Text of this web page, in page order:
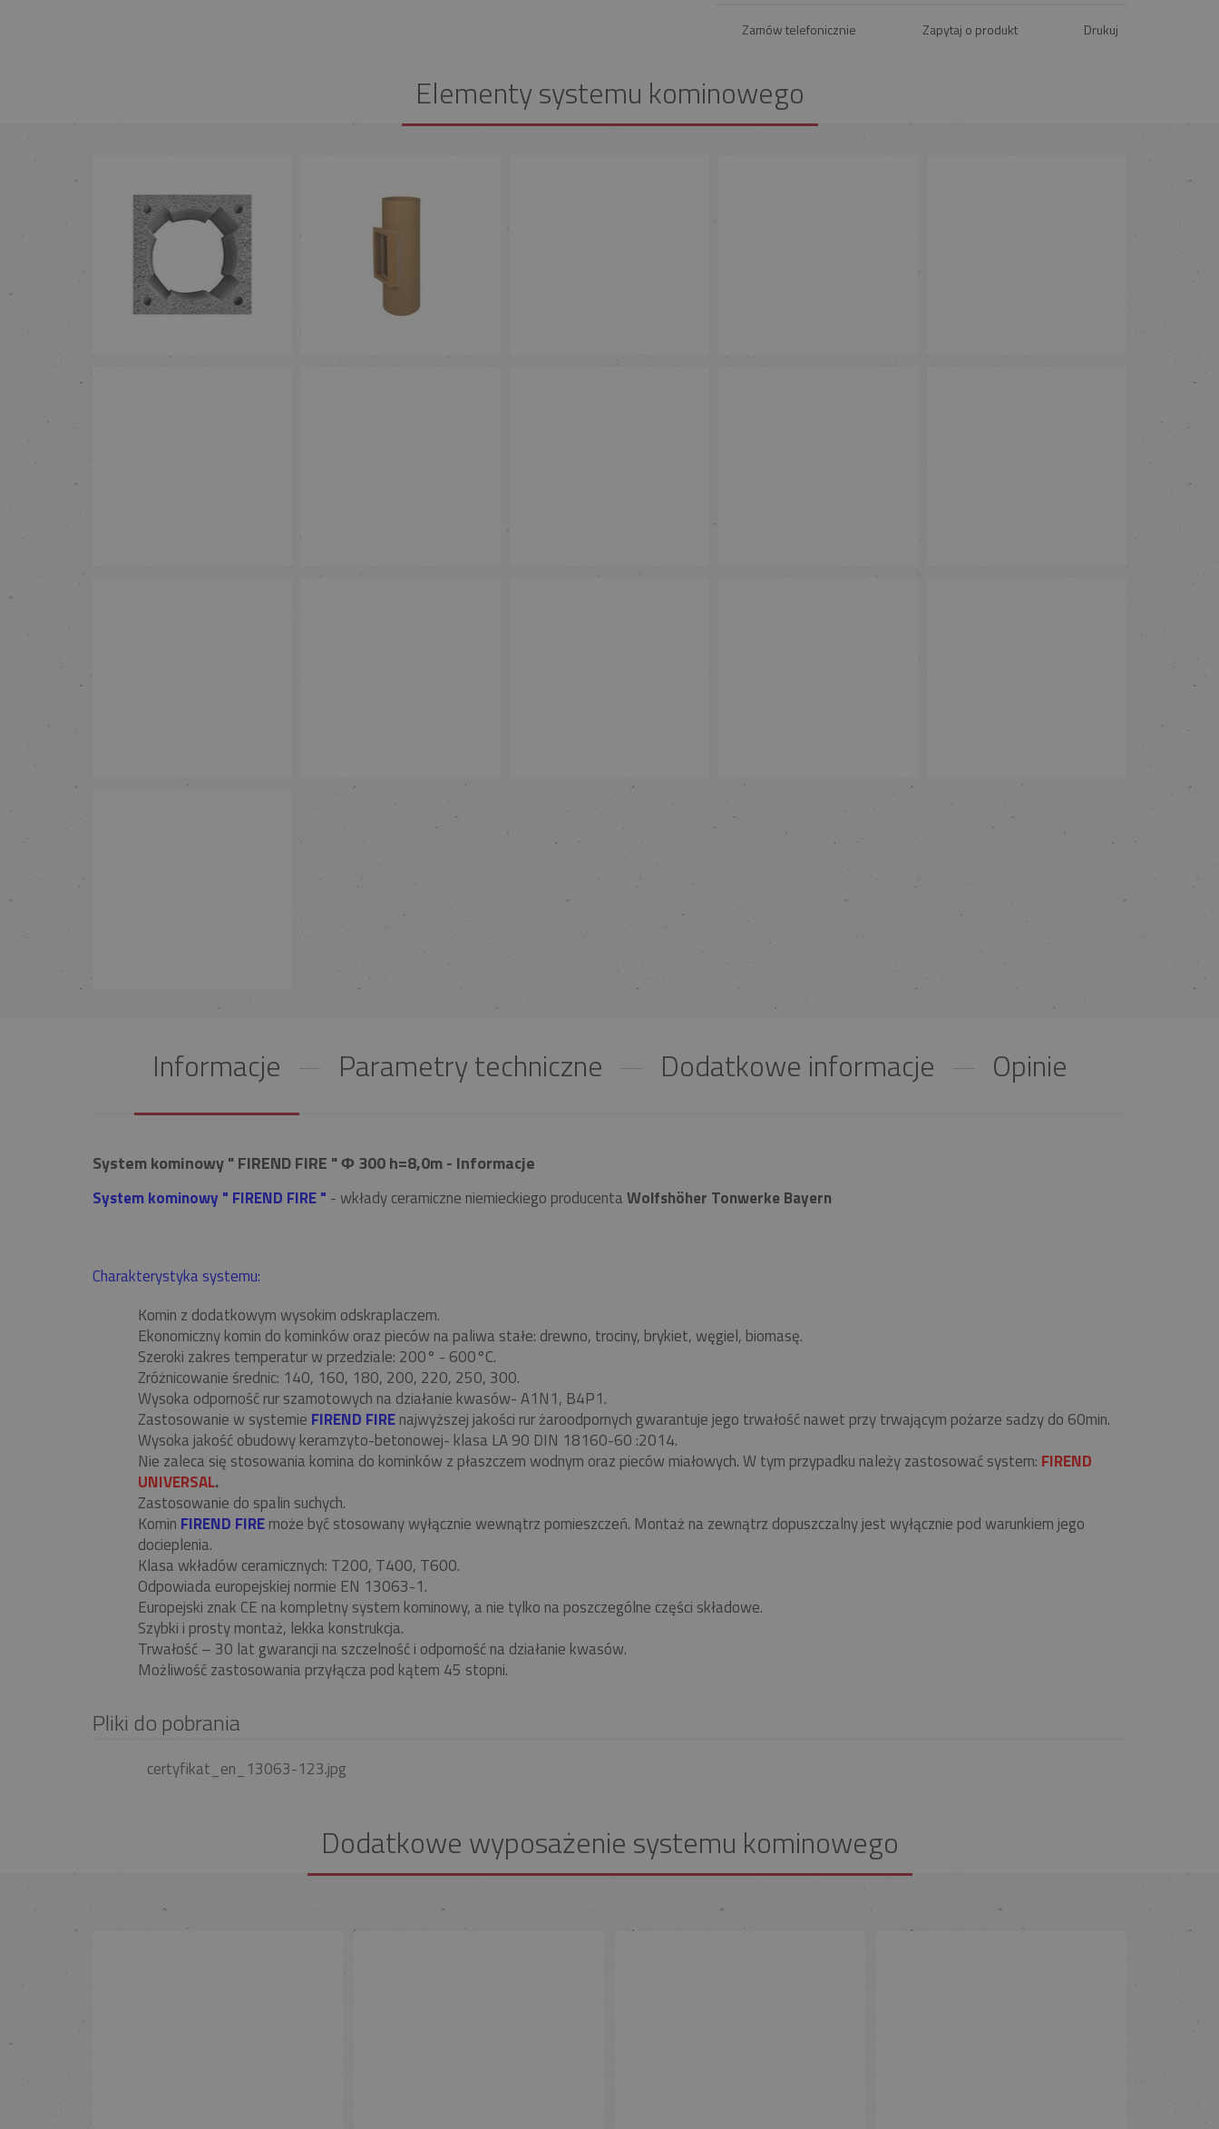
Zamów telefonicznie Zapytaj o produkt Drukuj
Elementy systemu kominowego
Informacje Parametry techniczne Dodatkowe informacje Opinie
System kominowy " FIREND FIRE " Φ 300 h=8,0m - Informacje
System kominowy " FIREND FIRE " - wkłady ceramiczne niemieckiego producentaWolfshöher Tonwerke Bayern
Charakterystyka systemu:
Komin z dodatkowym wysokim odskraplaczem.
Ekonomiczny komin do kominków oraz pieców na paliwa stałe: drewno, trociny, brykiet, węgiel, biomasę.
Szeroki zakres temperatur w przedziale: 200° - 600°C.
Zróżnicowanie średnic: 140, 160, 180, 200, 220, 250, 300.
Wysoka odporność rur szamotowych na działanie kwasów- A1N1, B4P1.
Zastosowanie w systemie FIREND FIREnajwyższej jakości rur żaroodpornych gwarantuje jego trwałość nawet przy trwającym pożarze sadzy do 60min.
Wysoka jakość obudowy keramzyto-betonowej- klasa LA 90 DIN 18160-60 :2014.
Nie zaleca się stosowania komina do kominków z płaszczem wodnym oraz pieców miałowych. W tym przypadku należy zastosować system: FIREND
UNIVERSAL.
Zastosowanie do spalin suchych.
Komin FIREND FIREmoże być stosowany wyłącznie wewnątrz pomieszczeń. Montaż na zewnątrz dopuszczalny jest wyłącznie pod warunkiem jego
docieplenia.
Klasa wkładów ceramicznych: T200, T400, T600.
Odpowiada europejskiej normie EN 13063-1.
Europejski znak CE na kompletny system kominowy, a nie tylko na poszczególne części składowe.
Szybki i prosty montaż, lekka konstrukcja.
Trwałość – 30 lat gwarancji na szczelność i odporność na działanie kwasów.
Możliwość zastosowania przyłącza pod kątem 45 stopni.
Pliki do pobrania
certyfikat_en_13063-123.jpg
Dodatkowe wyposażenie systemu kominowego